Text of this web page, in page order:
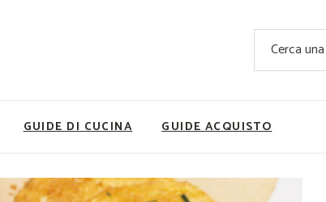
Cerca
GUIDE DI CUCINA GUIDE ACQUISTO
Ricette Facili e Veloci
Ricette Primi Piatti
Ricette Dolci
Ricette Carne
Ricette Secondi
Ricette Pizze e Rustici